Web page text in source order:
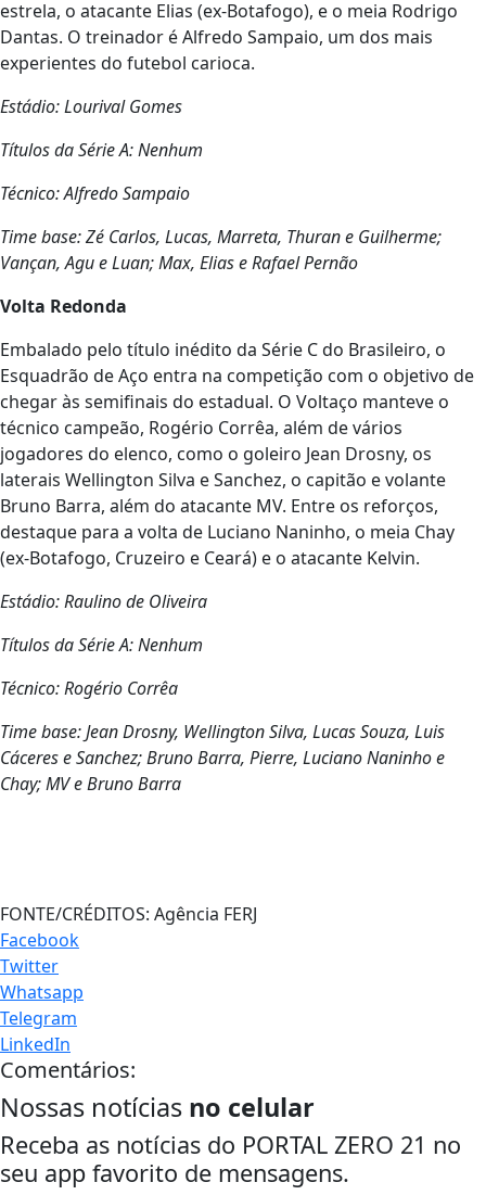
estrela, o atacante Elias (ex-Botafogo), e o meia Rodrigo
Dantas. O treinador é Alfredo Sampaio, um dos mais
experientes do futebol carioca.
Estádio: Lourival Gomes
Títulos da Série A: Nenhum
Técnico: Alfredo Sampaio
Time base: Zé Carlos, Lucas, Marreta, Thuran e Guilherme;
Vançan, Agu e Luan; Max, Elias e Rafael Pernão
Volta Redonda
Embalado pelo título inédito da Série C do Brasileiro, o
Esquadrão de Aço entra na competição com o objetivo de
chegar às semifinais do estadual. O Voltaço manteve o
técnico campeão, Rogério Corrêa, além de vários
jogadores do elenco, como o goleiro Jean Drosny, os
laterais Wellington Silva e Sanchez, o capitão e volante
Bruno Barra, além do atacante MV. Entre os reforços,
destaque para a volta de Luciano Naninho, o meia Chay
(ex-Botafogo, Cruzeiro e Ceará) e o atacante Kelvin.
Estádio: Raulino de Oliveira
Títulos da Série A: Nenhum
Técnico: Rogério Corrêa
Time base: Jean Drosny, Wellington Silva, Lucas Souza, Luis
Cáceres e Sanchez; Bruno Barra, Pierre, Luciano Naninho e
Chay; MV e Bruno Barra
FONTE/CRÉDITOS: Agência FERJ
Facebook
Twitter
Whatsapp
Telegram
LinkedIn
Comentários:
Nossas notícias no celular
Receba as notícias do PORTAL ZERO 21 no
seu app favorito de mensagens.